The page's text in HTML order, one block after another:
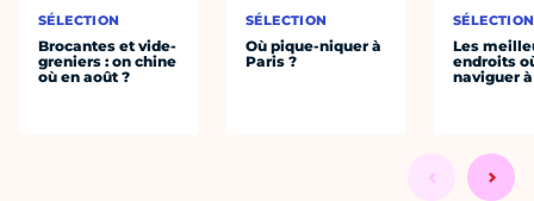
SÉLECTION
Brocantes et vide-
greniers : on chine
où en août ?
SÉLECTION
Où pique-niquer à
Paris ?
SÉLECTION
Les
endroits
naviguer